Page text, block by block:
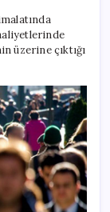
üzerine çıktığı